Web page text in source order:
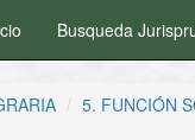
Busqueda
5. FUNCIÓN